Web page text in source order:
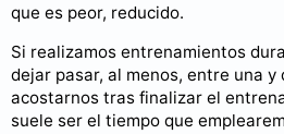
que es peor, reducido.
Si realizamos entrenamientos
dejar pasar, al menos, entre una y
acostarnos tras finalizar el
suele ser el tiempo que